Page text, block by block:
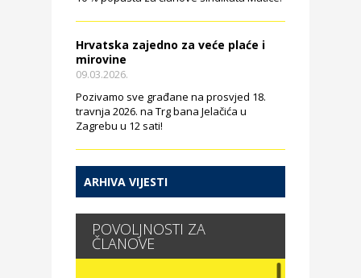
Hrvatska zajedno za veće plaće i
mirovine
09.03.2026.
Pozivamo sve građane na prosvjed 18.
travnja 2026. na Trg bana Jelačića u
Zagrebu u 12 sati!
ARHIVA VIJESTI
POVOLJNOSTI ZA
ČLANOVE